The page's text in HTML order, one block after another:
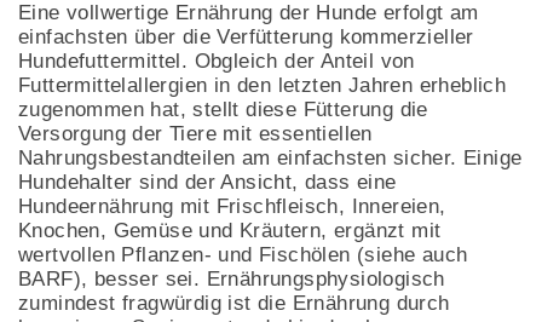
Eine vollwertige Ernährung der Hunde erfolgt am
einfachsten über die Verfütterung kommerzieller
Hundefuttermittel. Obgleich der Anteil von
Futtermittelallergien in den letzten Jahren erheblich
zugenommen hat, stellt diese Fütterung die
Versorgung der Tiere mit essentiellen
Nahrungsbestandteilen am einfachsten sicher. Einige
Hundehalter sind der Ansicht, dass eine
Hundeernährung mit Frischfleisch, Innereien,
Knochen, Gemüse und Kräutern, ergänzt mit
wertvollen Pflanzen- und Fischölen (siehe auch
BARF), besser sei. Ernährungsphysiologisch
zumindest fragwürdig ist die Ernährung durch